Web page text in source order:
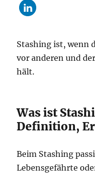
Stashing ist, wenn
vor anderen und
hält.
Was ist
Definition,
Beim Stashing
Lebensgefährte